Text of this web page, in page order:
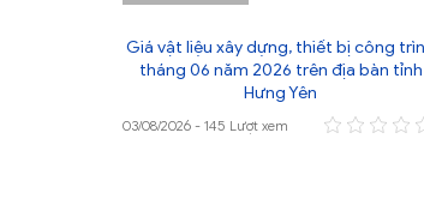
Giá vật liệu xây dựng, thiết bị công
tháng 06 năm 2026 trên địa bàn tỉnh
Hưng Yên
03/08/2026 - 145 Lượt xem